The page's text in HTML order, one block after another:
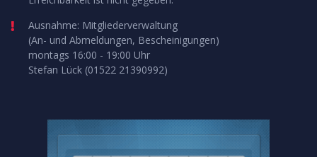
Ausnahme: Mitgliederverwaltung
(An- und Abmeldungen, Bescheinigungen)
montags 16:00 - 19:00 Uhr
Stefan Lück (01522 21390992)